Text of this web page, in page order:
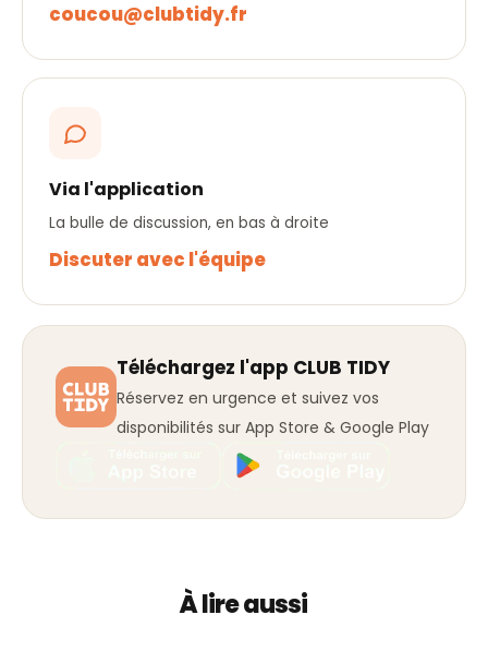
coucou@clubtidy.fr
Via l'application
La bulle de discussion, en bas à droite
Discuter avec l'équipe
Téléchargez l'app CLUB TIDY
Réservez en urgence et suivez vos
disponibilités sur App Store & Google Play
À lire aussi